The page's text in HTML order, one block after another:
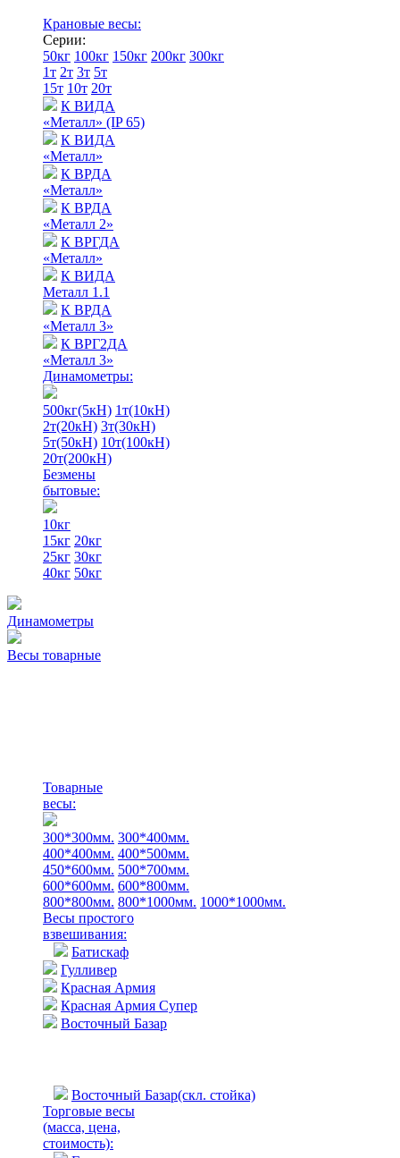
Крановые весы:
Серии:
50кг 100кг 150кг 200кг 300кг
1т 2т 3т 5т
15т 10т 20т
К ВИДА
«Металл» (IP 65)
К ВИДА
«Металл»
К ВРДА
«Металл»
К ВРДА
«Металл 2»
К ВРГДА
«Металл»
К ВИДА
Металл 1.1
К ВРДА
«Металл 3»
К ВРГ2ДА
«Металл 3»
Динамометры:
500кг(5кН) 1т(10кН)
2т(20кН) 3т(30кН)
5т(50кН) 10т(100кН)
20т(200кН)
Безмены
бытовые:
10кг
15кг 20кг
25кг 30кг
40кг 50кг
Динамометры
Весы товарные
Товарные
весы:
300*300мм. 300*400мм.
400*400мм. 400*500мм.
450*600мм. 500*700мм.
600*600мм. 600*800мм.
800*800мм. 800*1000мм. 1000*1000мм.
Весы простого
взвешивания:
Батискаф
Гулливер
Красная Армия
Красная Армия Супер
Восточный Базар
Восточный Базар(скл. стойка)
Торговые весы
(масса, цена,
стоимость):